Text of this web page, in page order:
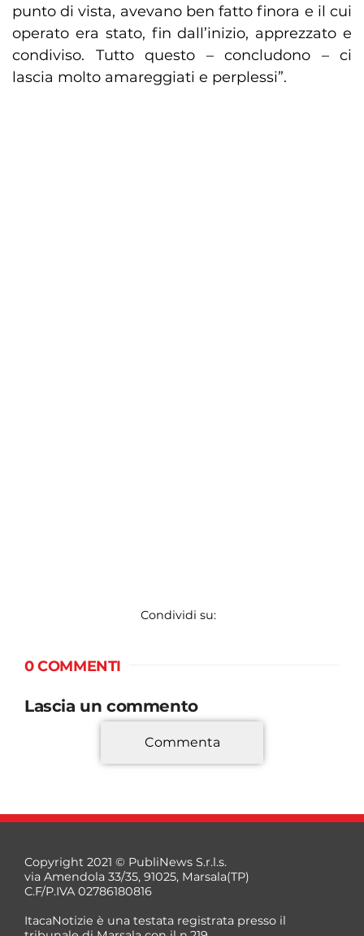
punto di vista, avevano ben fatto finora e il cui
operato era stato, fin dall’inizio, apprezzato e
condiviso. Tutto questo – concludono – ci
lascia molto amareggiati e perplessi”.
Condividi su:
0 COMMENTI
Lascia un commento
*
Commenta
Copyright 2021 © PubliNews S.r.l.s.
via Amendola 33/35, 91025, Marsala(TP)
C.F/P.IVA 02786180816
ItacaNotizie è una testata registrata presso il